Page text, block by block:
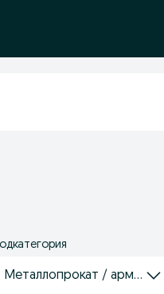
Металлопрокат / арматура